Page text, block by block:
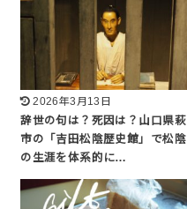
2026年3月13日
辞世の句は？死因は？山口県萩
市の「吉田松陰歴史館」で松陰
の生涯を体系的に…